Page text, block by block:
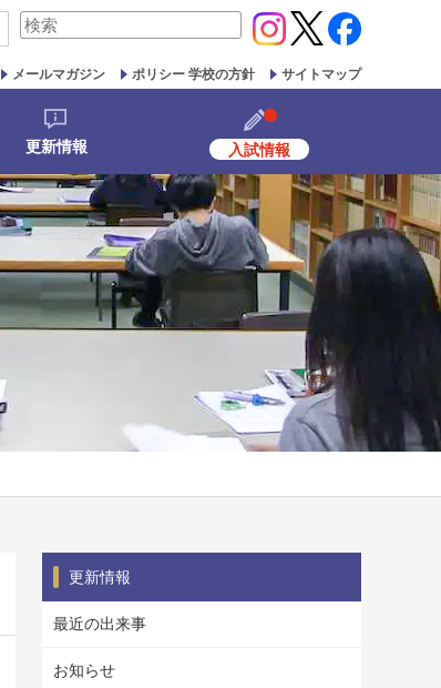
検
対
象:
メールマガジン ポリシー 学校の方針 サイトマップ
更新情報 入試情報
更新情報
最近の出来事
お知らせ